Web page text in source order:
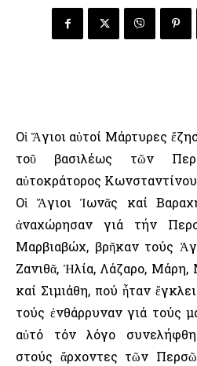
Οἱ Ἅγιοι αὐτοί Μάρτυρες
τοῦ βασιλέως τῶν
αὐτοκράτορος
Οἱ Ἅγιοι Ἰωνᾶς καί
ἀναχώρησαν γιά τήν
Μαρβιαβώχ, βρῆκαν τούς
Ζανιθᾶ, Ἠλία, Λάζαρο,
καί Σιμιάθη, πού ἦταν
τούς ἐνθάρρυναν γιά τούς
αὐτό τόν λόγο
στούς ἄρχοντες τῶν